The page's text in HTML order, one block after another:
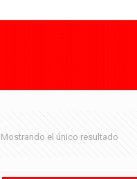
Mostrando el único resultado